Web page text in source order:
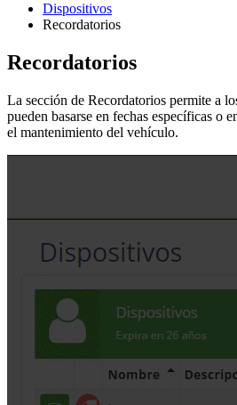
Dispositivos
Recordatorios
Recordatorios
La sección de Recordatorios permite a
pueden basarse en fechas específicas o
el mantenimiento del vehículo.